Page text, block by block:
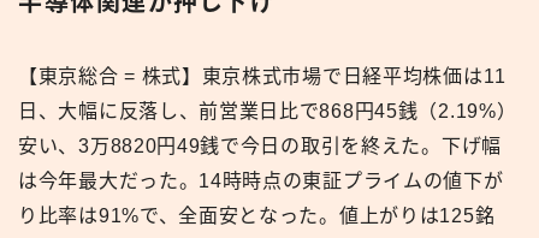
新着
namiten.jp
【東京総合 = 株式】東京株式市場で日経平均株価は11
日、大幅に反落し、前営業日比で868円45銭（2.19%）
安い、3万8820円49銭で今日の取引を終えた。下げ幅
は今年最大だった。14時時点の東証プライムの値下が
り比率は91%で、全面安となった。値上がりは125銘